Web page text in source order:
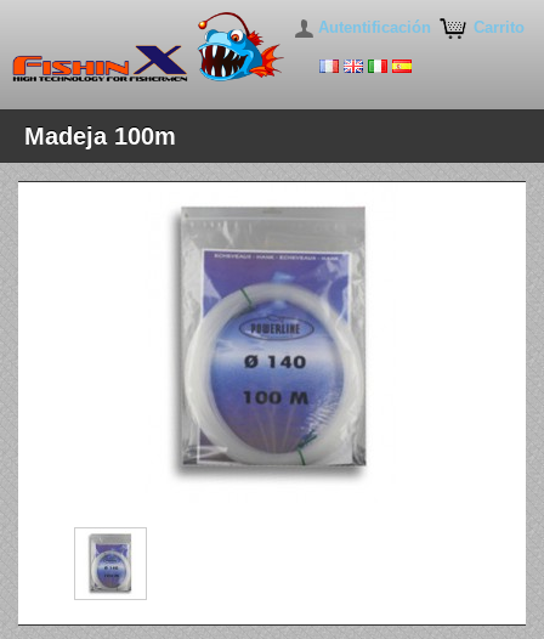
Carrito
Autentificación
Madeja 100m